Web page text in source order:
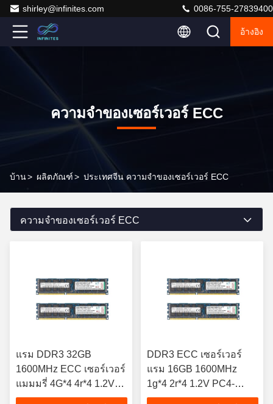
shirley@infinites.com 0086-755-27839400
อ้างอิง
ความจําของเซอร์เวอร์ ECC
บ้าน> ผลิตภัณฑ์> ประเทศจีน ความจําของเซอร์เวอร์ ECC
ความจําของเซอร์เวอร์ ECC
แรม DDR3 32GB
1600MHz ECC เซอร์เวอร์
แมมมรี่ 4G*4 4r*4 1.2V
PC4-12800
DDR3 ECC เซอร์เวอร์
แรม 16GB 1600MHz
1g*4 2r*4 1.2V PC4-
12800 ECC R-DIMM Kits